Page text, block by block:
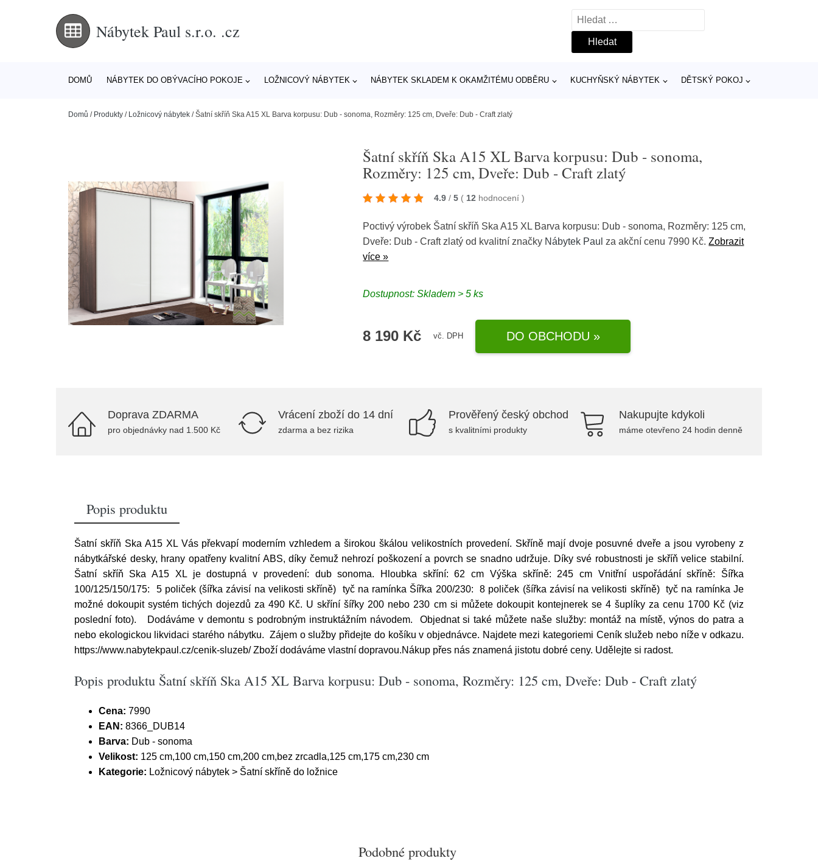
Nábytek Paul s.r.o. .cz
Vyhledávání
DOMŮ NÁBYTEK DO OBÝVACÍHO POKOJE LOŽNICOVÝ NÁBYTEK NÁBYTEK SKLADEM K OKAMŽITÉMU ODBĚRU KUCHYŇSKÝ NÁBYTEK DĚTSKÝ POKOJ
Domů / Produkty / Ložnicový nábytek /Šatní skříň Ska A15 XL Barva korpusu: Dub - sonoma, Rozměry: 125 cm, Dveře: Dub - Craft zlatý
Šatní skříň Ska A15 XL Barva korpusu: Dub - sonoma,
Rozměry: 125 cm, Dveře: Dub - Craft zlatý
4.9 / 5 ( 12 hodnocení)
Poctivý výrobek Šatní skříň Ska A15 XL Barva korpusu: Dub - sonoma, Rozměry: 125 cm,
Dveře: Dub - Craft zlatý od kvalitní značky Nábytek Paul za akční cenu 7990 Kč.Zobrazit
více »
Dostupnost: Skladem > 5 ks
8 190 Kč vč. DPH DO OBCHODU »
Doprava ZDARMA
pro objednávky nad 1.500 Kč
Vrácení zboží do 14 dní
zdarma a bez rizika
Prověřený český obchod
s kvalitními produkty
Nakupujte kdykoli
máme otevřeno 24 hodin denně
Popis produktu
Šatní skříň Ska A15 XL Vás překvapí moderním vzhledem a širokou škálou velikostních provedení. Skříně mají dvoje posuvné dveře a jsou vyrobeny z
nábytkářské desky, hrany opatřeny kvalitní ABS, díky čemuž nehrozí poškození a povrch se snadno udržuje. Díky své robustnosti je skříň velice stabilní.
Šatní skříň Ska A15 XL je dostupná v provedení: dub sonoma. Hloubka skříní: 62 cm Výška skříně: 245 cm Vnitřní uspořádání skříně: Šířka
100/125/150/175: 5 poliček (šířka závisí na velikosti skříně) tyč na ramínka Šířka 200/230: 8 poliček (šířka závisí na velikosti skříně) tyč na ramínka Je
možné dokoupit systém tichých dojezdů za 490 Kč. U skříní šířky 200 nebo 230 cm si můžete dokoupit kontejnerek se 4 šuplíky za cenu 1700 Kč (viz
poslední foto). Dodáváme v demontu s podrobným instruktážním návodem. Objednat si také můžete naše služby: montáž na místě, výnos do patra a
nebo ekologickou likvidaci starého nábytku. Zájem o služby přidejte do košíku v objednávce. Najdete mezi kategoriemi Ceník služeb nebo níže v odkazu.
https://www.nabytekpaul.cz/cenik-sluzeb/ Zboží dodáváme vlastní dopravou.Nákup přes nás znamená jistotu dobré ceny. Udělejte si radost.
Popis produktu Šatní skříň Ska A15 XL Barva korpusu: Dub - sonoma, Rozměry: 125 cm, Dveře: Dub - Craft zlatý
Cena: 7990
EAN: 8366_DUB14
Barva: Dub - sonoma
Velikost: 125 cm,100 cm,150 cm,200 cm,bez zrcadla,125 cm,175 cm,230 cm
Kategorie: Ložnicový nábytek > Šatní skříně do ložnice
Podobné produkty